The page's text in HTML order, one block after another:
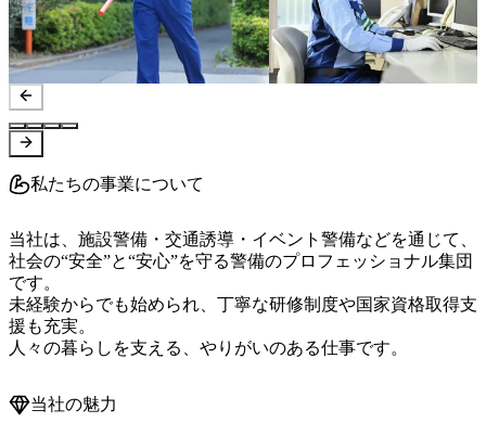
私たちの事業について
当社は、施設警備・交通誘導・イベント警備などを通じて、
社会の“安全”と“安心”を守る警備のプロフェッショナル集団
です。
未経験からでも始められ、丁寧な研修制度や国家資格取得支
援も充実。
人々の暮らしを支える、やりがいのある仕事です。
当社の魅力